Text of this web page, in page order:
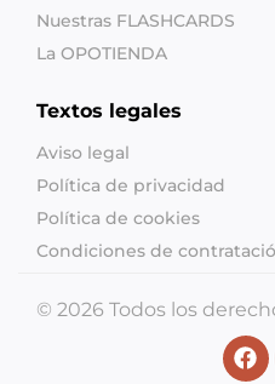
Nuestras FLASHCARDS
La OPOTIENDA
Textos legales
Aviso legal
Política de privacidad
Política de cookies
Condiciones de
© 2026 Todos los